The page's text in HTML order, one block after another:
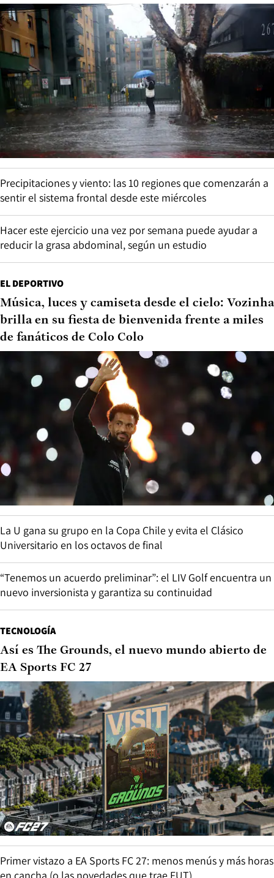
Precipitaciones y viento: las 10 regiones que comenzarán a
sentir el sistema frontal desde este miércoles
Hacer este ejercicio una vez por semana puede ayudar a
reducir la grasa abdominal, según un estudio
EL DEPORTIVO
Música, luces y camiseta desde el cielo: Vozinha
brilla en su fiesta de bienvenida frente a miles
de fanáticos de Colo Colo
La U gana su grupo en la Copa Chile y evita el Clásico
Universitario en los octavos de final
“Tenemos un acuerdo preliminar”: el LIV Golf encuentra un
nuevo inversionista y garantiza su continuidad
TECNOLOGÍA
Así es The Grounds, el nuevo mundo abierto de
EA Sports FC 27
Primer vistazo a EA Sports FC 27: menos menús y más horas